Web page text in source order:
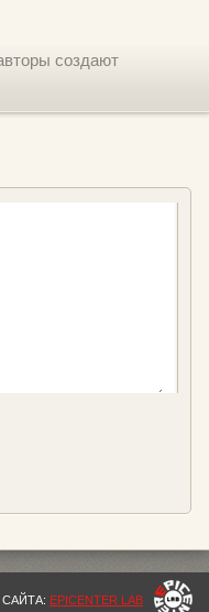
создают
САЙТА: EPICENTER LAB